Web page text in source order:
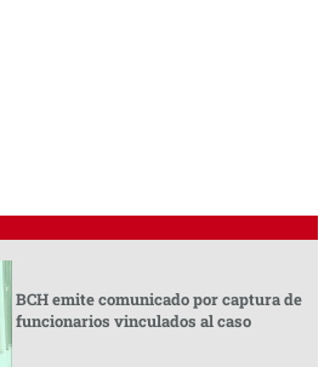
BCH emite comunicado por captura de
funcionarios vinculados al caso